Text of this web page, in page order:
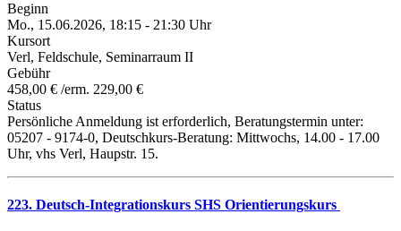
Beginn
Mo., 15.06.2026, 18:15 - 21:30 Uhr
Kursort
Verl, Feldschule, Seminarraum II
Gebühr
458,00 € /erm. 229,00 €
Status
Persönliche Anmeldung ist erforderlich, Beratungstermin unter:
05207 - 9174-0, Deutschkurs-Beratung: Mittwochs, 14.00 - 17.00
Uhr, vhs Verl, Haupstr. 15.
223. Deutsch-Integrationskurs SHS Orientierungskurs